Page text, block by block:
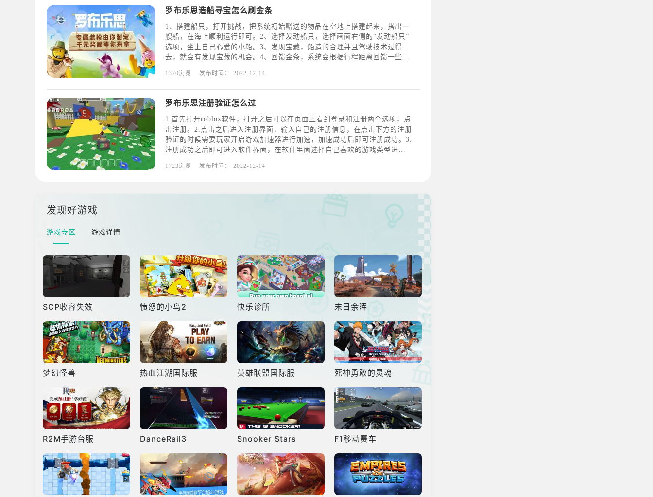
罗布乐思造船寻宝怎么刷金条
1、搭建船只，打开挑战，把系统初始赠送的物品在空地上搭建起来，搭出一
艘船，在海上顺利运行即可。2、选择发动船只，选择画面右侧的“发动船只”
选项，坐上自己心爱的小船。3、发现宝藏，船造的合理并且驾驶技术过得
去，就会有发现宝藏的机会。4、回馈金条，系统会根据行程距离回馈一些金
1370浏览 发布时间： 2022-12-14
罗布乐思注册验证怎么过
1.首先打开roblox软件，打开之后可以在页面上看到登录和注册两个选项，点
击注册。2.点击之后进入注册界面，输入自己的注册信息，在点击下方的注册
验证的时候需要玩家开启游戏加速器进行加速，加速成功后即可注册成功。3.
注册成功之后即可进入软件界面，在软件里面选择自己喜欢的游戏类型进行
1723浏览 发布时间： 2022-12-14
发现好游戏
游戏专区 游戏详情
SCP收容失效 愤怒的小鸟2 快乐诊所 末日余晖
梦幻怪兽 热血江湖国际服 英雄联盟国际服 死神勇敢的灵魂
R2M手游台服 DanceRail3 Snooker Stars F1移动赛车